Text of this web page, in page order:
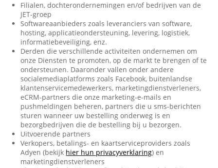
Filialen, dochterondernemingen en/of bedrijven van de
JET-groep
Softwareaanbieders zoals leveranciers van software,
hosting, applicatieondersteuning, levering, logistiek,
informatiebeveiliging, enz.
Derden die verschillende activiteiten ondernemen om
onze Diensten te promoten, op de markt te brengen of te
ondersteunen. Daaronder vallen onder andere
socialemediaplatforms zoals Facebook, buitenlandse
klantenservicemedewerkers, marketingdienstverleners,
eCRM-partners die onze marketing-e-mails en
pushmeldingen beheren, partners die u sms-berichten
sturen wanneer uw bestelling onderweg is en
bezorgbedrijven die de bestelling bij u bezorgen.
Uitvoerende partners
Verkopers, betalings- en kaartserviceproviders zoals
Adyen (bekijk hier hun privacyverklaring) en
marketingdienstverleners